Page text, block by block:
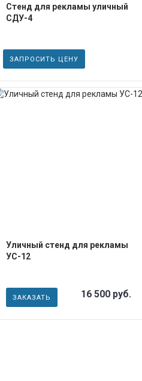
Стенд для рекламы уличный
СДУ-4
ЗАПРОСИТЬ ЦЕНУ
Уличный стенд для рекламы
УС-12
ЗАКАЗАТЬ 16 500 руб.